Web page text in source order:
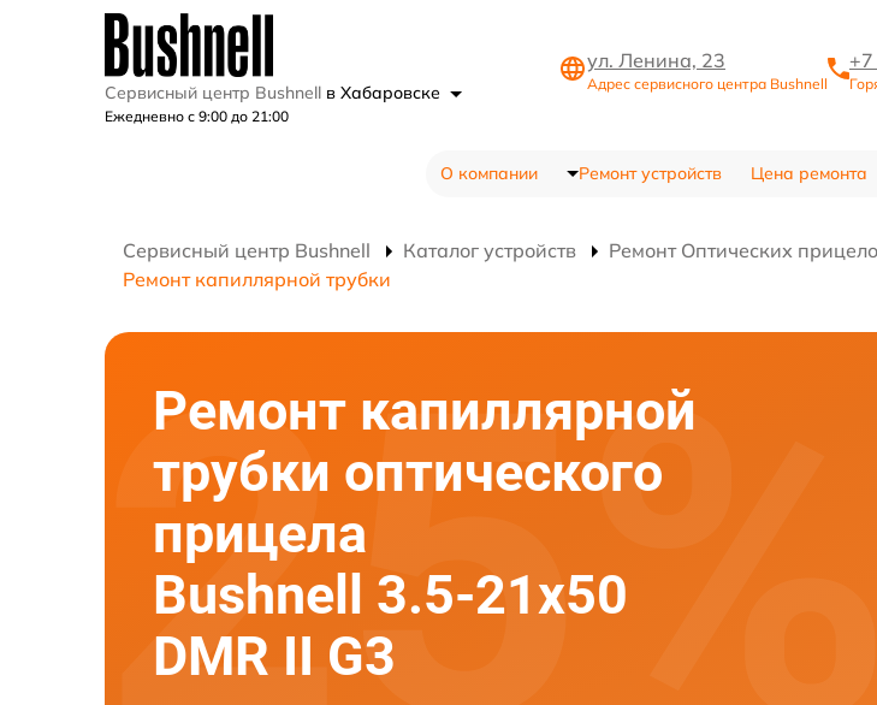
Сервисный центр Bushnell в Хабаровске
Ежедневно с 9:00 до 21:00
ул. Ленина, 23
Адрес сервисного центра Bushnell
О компании Ремонт устройств Цена ремонта
Сервисный центр Bushnell Каталог устройств Ремонт Оптических
Ремонт капиллярной трубки
Ремонт капиллярной
трубки оптического
прицела
Bushnell 3.5-21x50
DMR II G3